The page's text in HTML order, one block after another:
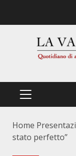
PRIMÄRES
Home
stato perfetto”